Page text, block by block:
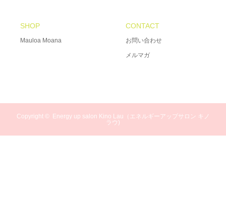
SHOP
Mauloa Moana
CONTACT
お問い合わせ
メルマガ
Copyright ©
Energy up salon Kino Lau（エネルギーアップサロン キノ
ラウ)